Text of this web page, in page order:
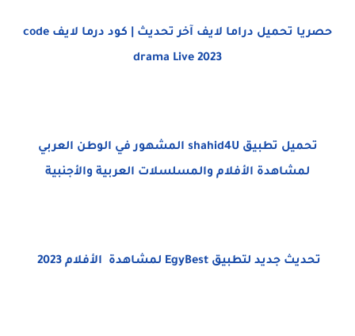
حصريا تحميل دراما لايف آخر تحديث | كود درما لايف code
drama Live 2023
تحميل تطبيق shahid4U المشهور في الوطن العربي
لمشاهدة الأفلام والمسلسلات العربية والأجنبية
تحديث جديد لتطبيق EgyBest لمشاهدة الأفلام 2023